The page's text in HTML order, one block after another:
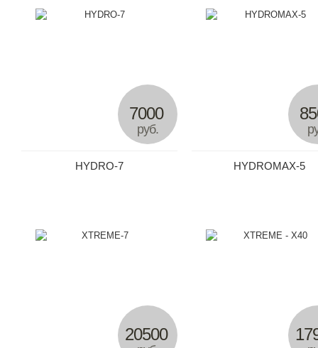
HYDRO-7
7000
руб.
HYDROMAX-5
20500